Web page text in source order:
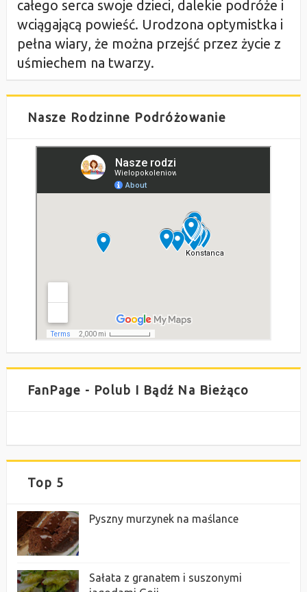
całego serca swoje dzieci, dalekie podróże i
wciągającą powieść. Urodzona optymistka i
pełna wiary, że można przejść przez życie z
uśmiechem na twarzy.
Nasze Rodzinne Podróżowanie
FanPage - Polub I Bądź Na Bieżąco
Top 5
Pyszny murzynek na maślance
Sałata z granatem i suszonymi